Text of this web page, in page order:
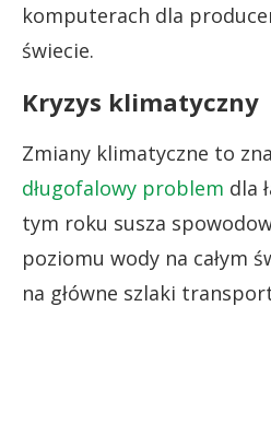
komputerach dla
świecie.
Kryzys klimatyczny
Zmiany klimatyczne to
długofalowy problem dla
tym roku susza
poziomu wody na całym
na główne szlaki